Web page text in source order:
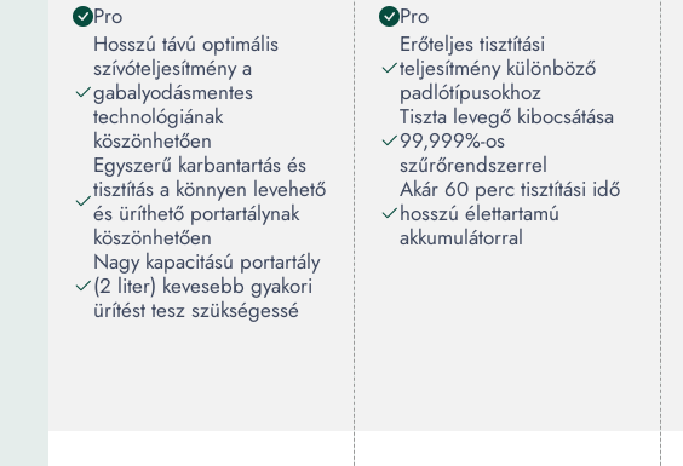
Pro
Hosszú távú optimális
szívóteljesítmény a
gabalyodásmentes
technológiának
köszönhetően
Egyszerű karbantartás és
tisztítás a könnyen levehető
és üríthető portartálynak
köszönhetően
Nagy kapacitású portartály
(2 liter) kevesebb gyakori
ürítést tesz szükségessé
Pro
Erőteljes tisztítási
teljesítmény különböző
padlótípusokhoz
Tiszta levegő kibocsátása
99,999%-os
szűrőrendszerrel
Akár 60 perc tisztítási idő
hosszú élettartamú
akkumulátorral